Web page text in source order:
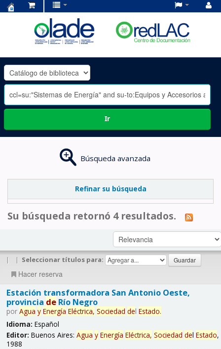
OLADE
-
Ir
Búsqueda avanzada
Refinar su búsqueda
Su búsqueda retornó 4 resultados.
| | Seleccionar títulos para:
Hacer reserva
Estación transformadora San Antonio Oeste,
provincia deRío Negro
por Agua y Energía Eléctrica, Sociedad del Estado.
Idioma: Español
Editor: Buenos Aires: Agua y Energía Eléctrica, Sociedad del Estado,
1988